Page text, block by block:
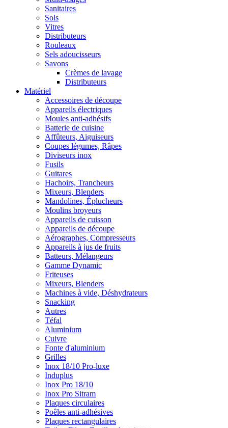
Sanitaires
Sols
Vitres
Distributeurs
Rouleaux
Sels adoucisseurs
Savons
Crèmes de lavage
Distributeurs
Matériel
Accessoires de découpe
Appareils électriques
Moules anti-adhésifs
Batterie de cuisine
Affûteurs, Aiguiseurs
Coupes légumes, Râpes
Diviseurs inox
Fusils
Guitares
Hachoirs, Trancheurs
Mixeurs, Blenders
Mandolines, Éplucheurs
Moulins broyeurs
Appareils de cuisson
Appareils de découpe
Aérographes, Compresseurs
Appareils à jus de fruits
Batteurs, Mélangeurs
Gamme Dynamic
Friteuses
Mixeurs, Blenders
Machines à vide, Déshydrateurs
Snacking
Autres
Téfal
Aluminium
Cuivre
Fonte d'aluminium
Grilles
Inox 18/10 Pro-luxe
Induplus
Inox Pro 18/10
Inox Pro Sitram
Plaques circulaires
Poêles anti-adhésives
Plaques rectangulaires